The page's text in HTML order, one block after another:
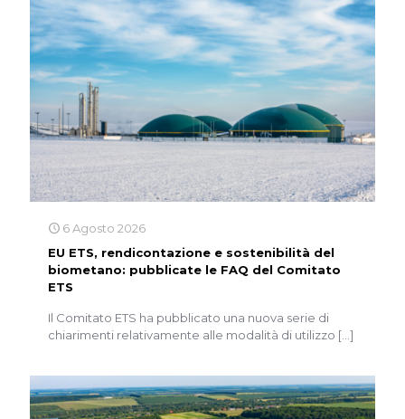
6 Agosto 2026
EU ETS, rendicontazione e sostenibilità del
biometano: pubblicate le FAQ del Comitato
ETS
Il Comitato ETS ha pubblicato una nuova serie di
chiarimenti relativamente alle modalità di utilizzo […]